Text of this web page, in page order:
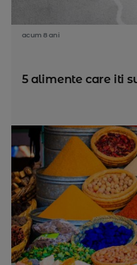
acum 8 ani
5 alimente care iti